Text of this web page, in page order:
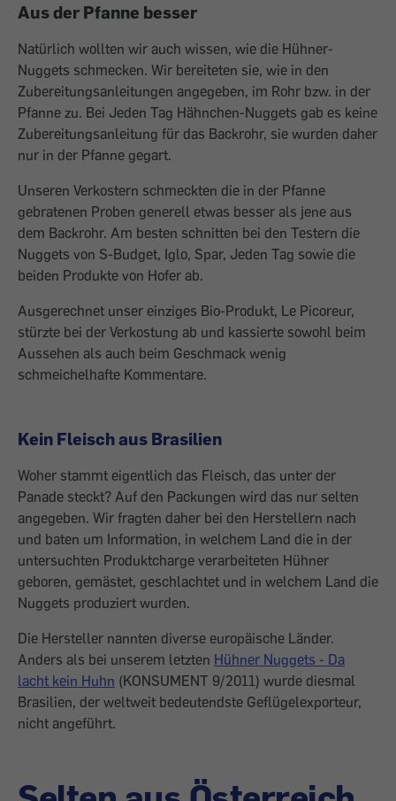
Aus der Pfanne besser
Natürlich wollten wir auch wissen, wie die Hühner-
Nuggets schmecken. Wir be­reiteten sie, wie in den
Zubereitungsanleitungen angegeben, im Rohr bzw. in der
Pfanne zu. Bei Jeden Tag Hähnchen-Nuggets gab es keine
Zubereitungsanleitung für das Backrohr, sie wurden daher
nur in der Pfanne gegart.
Unseren Verkostern schmeckten die in der Pfanne
gebratenen Proben generell etwas besser als jene aus
dem Backrohr. Am bes­ten schnitten bei den Testern die
Nuggets von S-Budget, Iglo, Spar, Jeden Tag sowie die
beiden Produkte von Hofer ab.
Ausgerechnet unser einziges Bio-Produkt, Le Picoreur,
stürzte bei der Verkostung ab und kassierte sowohl beim
Aussehen als auch beim Geschmack wenig
schmeichelhafte Kommentare.
Kein Fleisch aus Brasilien
Woher stammt eigentlich das Fleisch, das unter der
Panade steckt? Auf den Packungen wird das nur selten
angegeben. Wir fragten daher bei den Herstellern nach
und baten um Information, in welchem Land die in der
untersuchten Produktcharge verarbeiteten Hühner
geboren, gemästet, ­geschlachtet und in welchem Land die
­Nuggets produziert wurden.
Die Hersteller nannten diverse europäische Länder.
Anders als bei unserem letzten Hühner Nuggets - Da
lacht kein Huhn (KONSUMENT 9/2011) wurde diesmal
Brasilien, der weltweit bedeutendste Geflügelexporteur,
nicht angeführt.